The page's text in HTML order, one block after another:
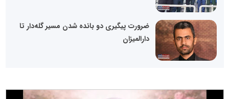
ضرورت پیگیری دو بانده‌ شدن مسیر گله‌دار تا
دارالمیزان